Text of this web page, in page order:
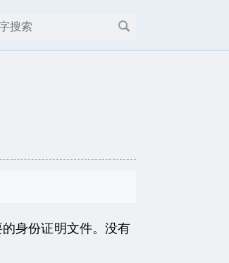
身份证明文件。没有